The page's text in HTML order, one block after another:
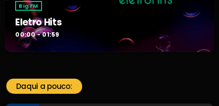
Big FM
Eletro Hits
00:00 - 01:59
Daqui a pouco: